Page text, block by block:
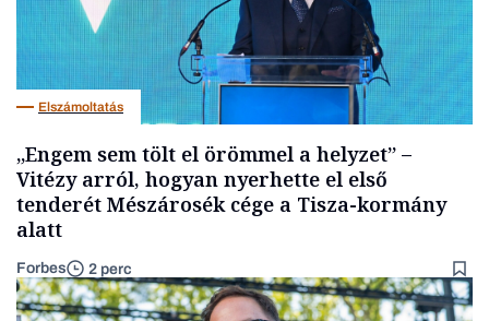
Elszámoltatás
„Engem sem tölt el örömmel a helyzet” –
Vitézy arról, hogyan nyerhette el első
tenderét Mészárosék cége a Tisza-kormány
alatt
Forbes 2 perc